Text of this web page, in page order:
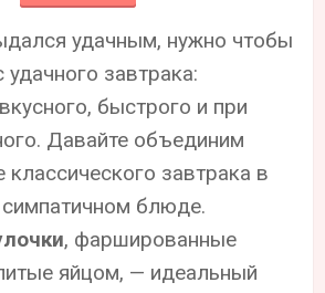
удачным, нужно чтобы
удачного завтрака:
быстрого и при
Давайте объединим
завтрака в
блюде.
, фаршированные
яйцом, — идеальный